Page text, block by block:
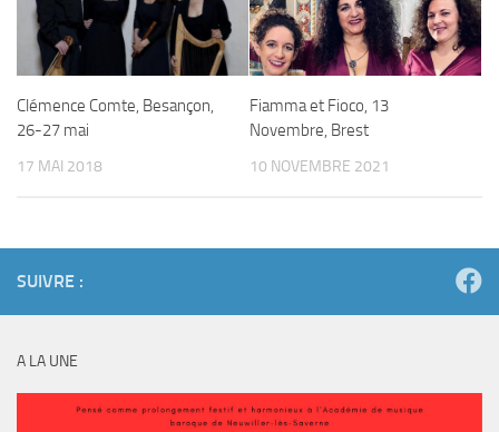
Clémence Comte, Besançon,
26-27 mai
17 MAI 2018
Fiamma et Fioco, 13
Novembre, Brest
10 NOVEMBRE 2021
SUIVRE :
A LA UNE